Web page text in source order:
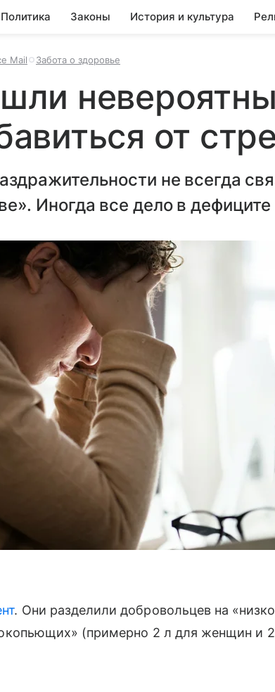
Политика Законы История и культура
Mail Забота о здоровье
от
не всегда
Иногда все дело в
. Они разделили добровольцев на
(примерно 2 л для женщин и